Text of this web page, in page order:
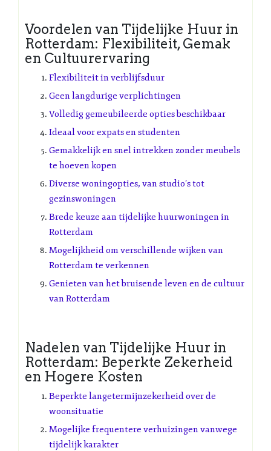
Voordelen van Tijdelijke Huur in
Rotterdam: Flexibiliteit, Gemak
en Cultuurervaring
Flexibiliteit in verblijfsduur
Geen langdurige verplichtingen
Volledig gemeubileerde opties beschikbaar
Ideaal voor expats en studenten
Gemakkelijk en snel intrekken zonder meubels
te hoeven kopen
Diverse woningopties, van studio’s tot
gezinswoningen
Brede keuze aan tijdelijke huurwoningen in
Rotterdam
Mogelijkheid om verschillende wijken van
Rotterdam te verkennen
Genieten van het bruisende leven en de cultuur
van Rotterdam
Nadelen van Tijdelijke Huur in
Rotterdam: Beperkte Zekerheid
en Hogere Kosten
Beperkte langetermijnzekerheid over de
woonsituatie
Mogelijke frequentere verhuizingen vanwege
tijdelijk karakter